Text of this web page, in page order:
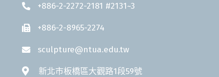
+886-2-2272-2181 #2131~3
+886-2-8965-2274
sculpture@ntua.edu.tw
新北市板橋區大觀路1段59號